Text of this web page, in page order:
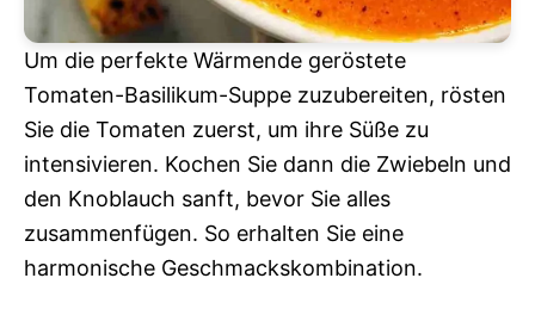
Um die perfekte Wärmende geröstete
Tomaten-Basilikum-Suppe zuzubereiten, rösten
Sie die Tomaten zuerst, um ihre Süße zu
intensivieren. Kochen Sie dann die Zwiebeln und
den Knoblauch sanft, bevor Sie alles
zusammenfügen. So erhalten Sie eine
harmonische Geschmackskombination.